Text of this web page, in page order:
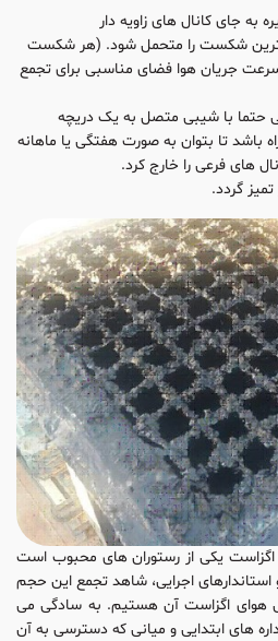
به جای کانال های زاویه دار
شکست را متحمل شود. (هر شکست
سرعت جریان هوا فضای مناسبی برای تجمع
حتما با شیبی متصل به یک دریچه
باشد تا بتوان به صورت هفتگی یا ماهانه
های فرعی را خارج کرد.
گردد.
یکی از رستوران های محبوب است
اجرایی، شاهد تجمع این حجم
هوای اگزاست آن هستیم. به سادگی می
های ابتدایی و میانی که دسترسی به آن